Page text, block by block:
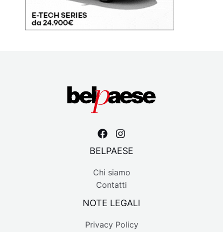
BELPAESE
Chi siamo
Contatti
NOTE LEGALI
Privacy Policy